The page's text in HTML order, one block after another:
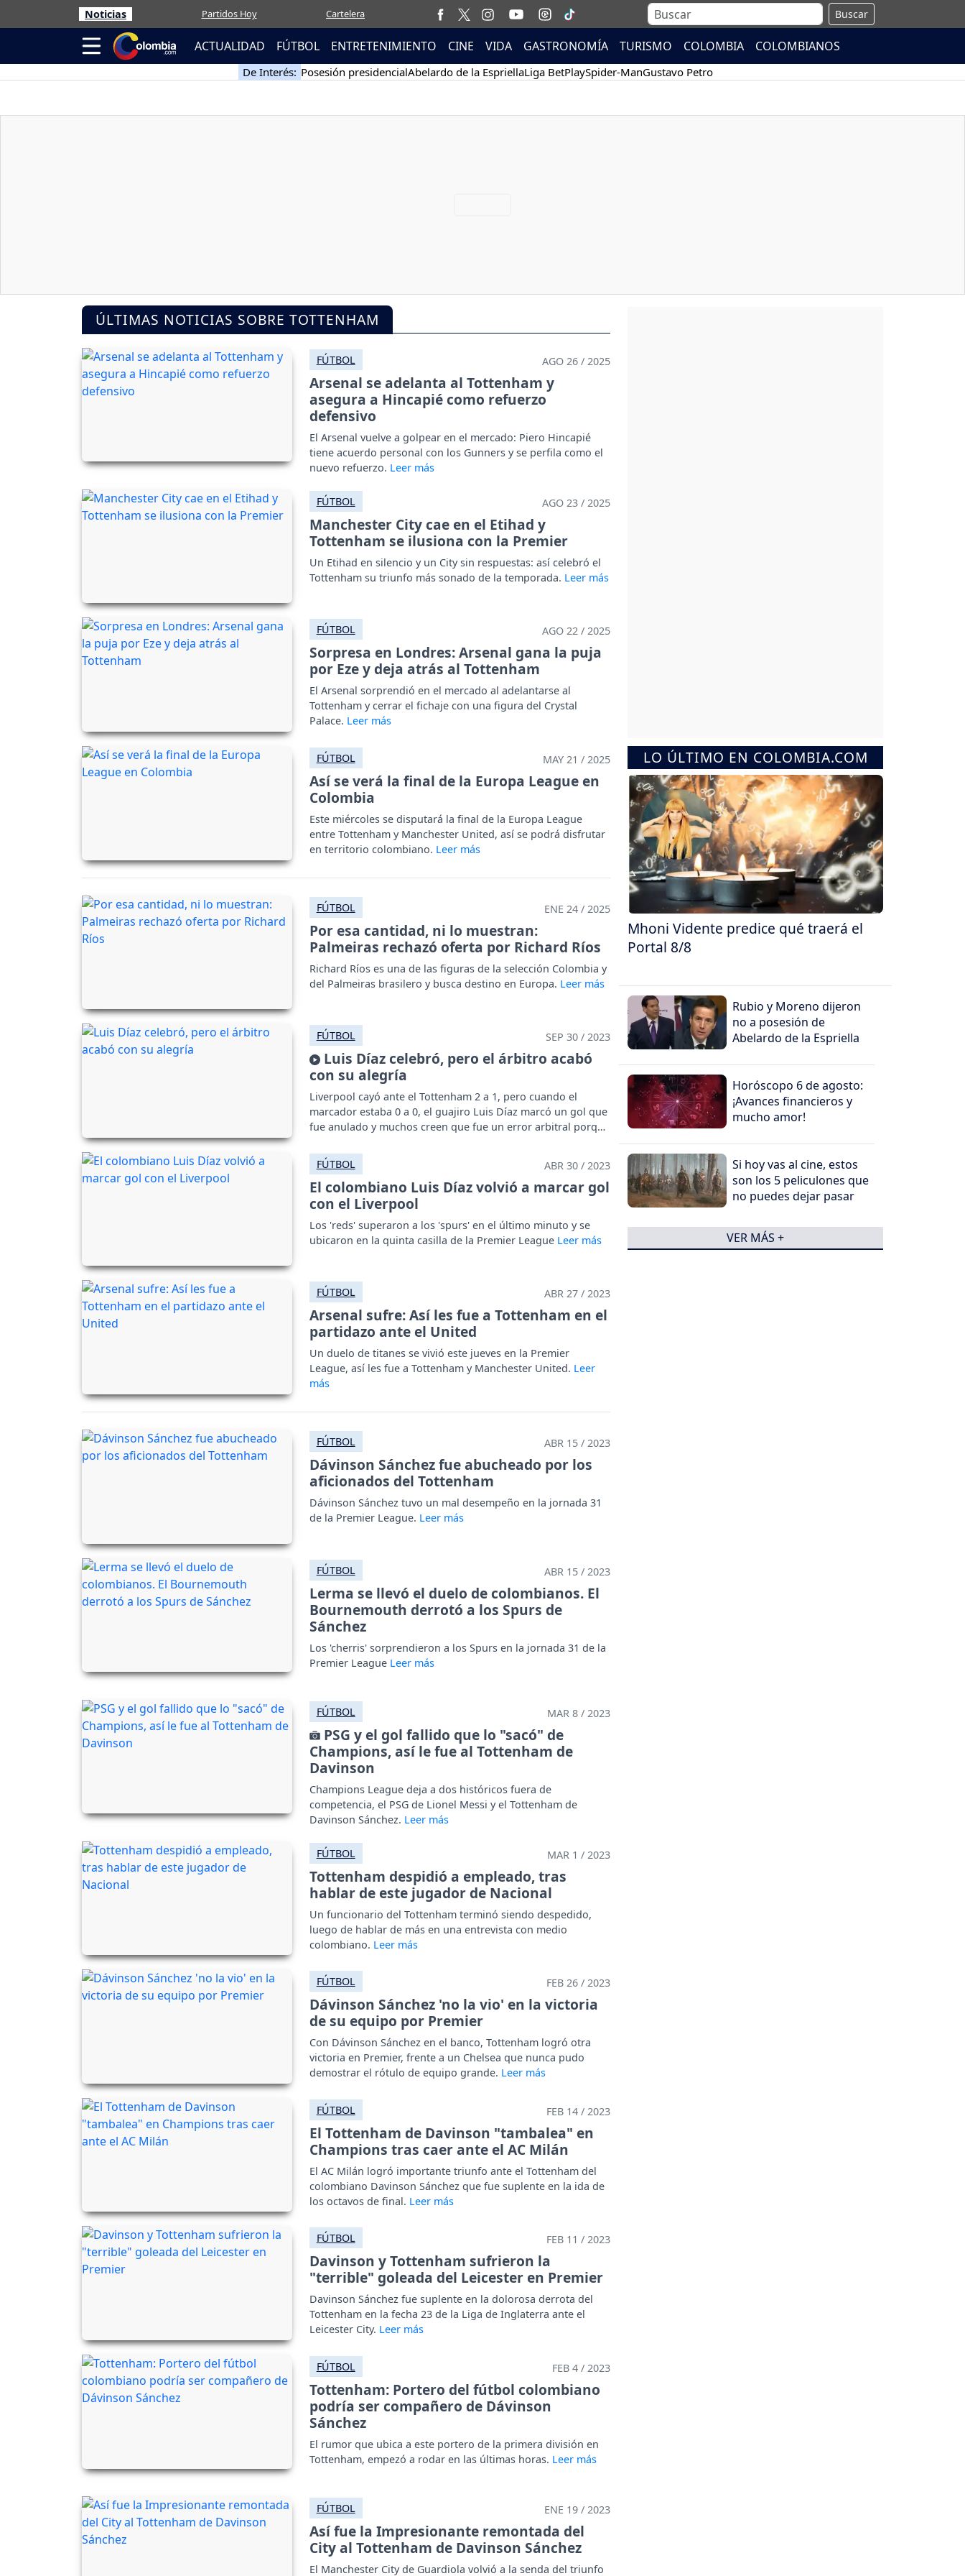
Noticias Partidos Hoy Cartelera Buscar
ACTUALIDAD FÚTBOL ENTRETENIMIENTO CINE VIDA GASTRONOMÍA TURISMO COLOMBIA COLOMBIANOS
De Interés: Posesión presidencialAbelardo de la EspriellaLiga BetPlaySpider-ManGustavo Petro
ÚLTIMAS NOTICIAS SOBRE TOTTENHAM
FÚTBOL AGO 26 / 2025
Arsenal se adelanta al Tottenham y
asegura a Hincapié como refuerzo
defensivo
El Arsenal vuelve a golpear en el mercado: Piero Hincapié
tiene acuerdo personal con los Gunners y se perfila como el
nuevo refuerzo.
FÚTBOL AGO 23 / 2025
Manchester City cae en el Etihad y
Tottenham se ilusiona con la Premier
Un Etihad en silencio y un City sin respuestas: así celebró el
Tottenham su triunfo más sonado de la temporada.
FÚTBOL AGO 22 / 2025
Sorpresa en Londres: Arsenal gana la puja
por Eze y deja atrás al Tottenham
El Arsenal sorprendió en el mercado al adelantarse al
Tottenham y cerrar el fichaje con una figura del Crystal
Palace.
FÚTBOL MAY 21 / 2025
Así se verá la final de la Europa League en
Colombia
Este miércoles se disputará la final de la Europa League
entre Tottenham y Manchester United, así se podrá disfrutar
en territorio colombiano.
FÚTBOL ENE 24 / 2025
Por esa cantidad, ni lo muestran:
Palmeiras rechazó oferta por Richard Ríos
Richard Ríos es una de las figuras de la selección Colombia y
del Palmeiras brasilero y busca destino en Europa.
FÚTBOL SEP 30 / 2023
Luis Díaz celebró, pero el árbitro acabó
con su alegría
Liverpool cayó ante el Tottenham 2 a 1, pero cuando el
marcador estaba 0 a 0, el guajiro Luis Díaz marcó un gol que
fue anulado y muchos creen que fue un error arbitral porque
FÚTBOL
ABR 30 / 2023
El colombiano Luis Díaz volvió a marcar gol
con el Liverpool
Los 'reds' superaron a los 'spurs' en el último minuto y se
ubicaron en la quinta casilla de la Premier League
FÚTBOL ABR 27 / 2023
Arsenal sufre: Así les fue a Tottenham en el
partidazo ante el United
Un duelo de titanes se vivió este jueves en la Premier
League, así les fue a Tottenham y Manchester United.
FÚTBOL ABR 15 / 2023
Dávinson Sánchez fue abucheado por los
aficionados del Tottenham
Dávinson Sánchez tuvo un mal desempeño en la jornada 31
de la Premier League.
FÚTBOL ABR 15 / 2023
Lerma se llevó el duelo de colombianos. El
Bournemouth derrotó a los Spurs de
Sánchez
Los 'cherris' sorprendieron a los Spurs en la jornada 31 de la
Premier League
FÚTBOL MAR 8 / 2023
PSG y el gol fallido que lo "sacó" de
Champions, así le fue al Tottenham de
Davinson
Champions League deja a dos históricos fuera de
competencia, el PSG de Lionel Messi y el Tottenham de
Davinson Sánchez.
FÚTBOL MAR 1 / 2023
Tottenham despidió a empleado, tras
hablar de este jugador de Nacional
Un funcionario del Tottenham terminó siendo despedido,
luego de hablar de más en una entrevista con medio
colombiano.
FÚTBOL FEB 26 / 2023
Dávinson Sánchez 'no la vio' en la victoria
de su equipo por Premier
Con Dávinson Sánchez en el banco, Tottenham logró otra
victoria en Premier, frente a un Chelsea que nunca pudo
demostrar el rótulo de equipo grande.
FÚTBOL FEB 14 / 2023
El Tottenham de Davinson "tambalea" en
Champions tras caer ante el AC Milán
El AC Milán logró importante triunfo ante el Tottenham del
colombiano Davinson Sánchez que fue suplente en la ida de
los octavos de final.
FÚTBOL FEB 11 / 2023
Davinson y Tottenham sufrieron la
"terrible" goleada del Leicester en Premier
Davinson Sánchez fue suplente en la dolorosa derrota del
Tottenham en la fecha 23 de la Liga de Inglaterra ante el
Leicester City.
FÚTBOL FEB 4 / 2023
Tottenham: Portero del fútbol colombiano
podría ser compañero de Dávinson
Sánchez
El rumor que ubica a este portero de la primera división en
Tottenham, empezó a rodar en las últimas horas.
FÚTBOL ENE 19 / 2023
Así fue la Impresionante remontada del
City al Tottenham de Davinson Sánchez
El Manchester City de Guardiola volvió a la senda del triunfo
LO ÚLTIMO EN COLOMBIA.COM
Mhoni Vidente predice qué traerá el
Portal 8/8
Rubio y Moreno dijeron
no a posesión de
Abelardo de la Espriella
Horóscopo 6 de agosto:
¡Avances financieros y
mucho amor!
Si hoy vas al cine, estos
son los 5 peliculones que
no puedes dejar pasar
VER MÁS +